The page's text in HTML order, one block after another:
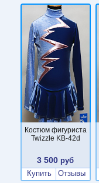
Костюм фигуриста
Twizzle KB-42d
3 500 руб
Купить
Отзывы